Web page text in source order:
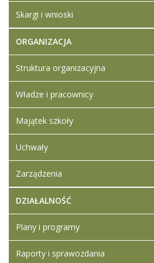
Skargi i wnioski
ORGANIZACJA
Struktura organizacyjna
Władze i pracownicy
Majątek szkoły
Uchwały
Zarządzenia
DZIAŁALNOŚĆ
Plany i programy
Raporty i sprawozdania